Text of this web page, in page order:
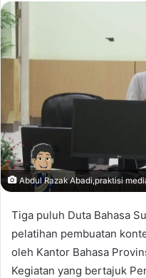
Abdul Razak Abadi,praktisi
Tiga puluh Duta Bahasa
pelatihan pembuatan
oleh Kantor Bahasa
Kegiatan yang bertajuk